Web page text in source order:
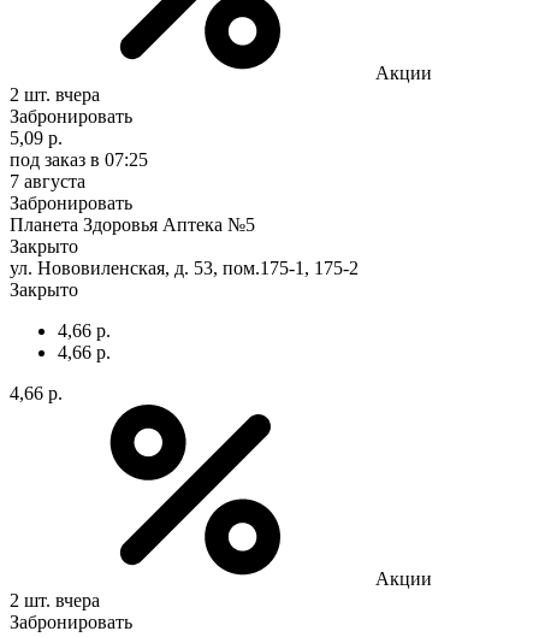
Акции
2 шт. вчера
Забронировать
5,09 р.
под заказ в 07:25
7 августа
Забронировать
Планета Здоровья Аптека №5
Закрыто
ул. Нововиленская, д. 53, пом.175-1, 175-2
Закрыто
4,66 р.
4,66 р.
4,66 р.
Акции
2 шт. вчера
Забронировать